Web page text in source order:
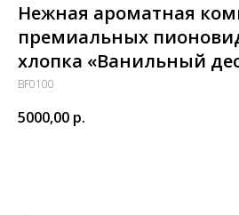
Нежная ароматная
премиальных
хлопка «Ванильный
BF0100
5000,00 р.